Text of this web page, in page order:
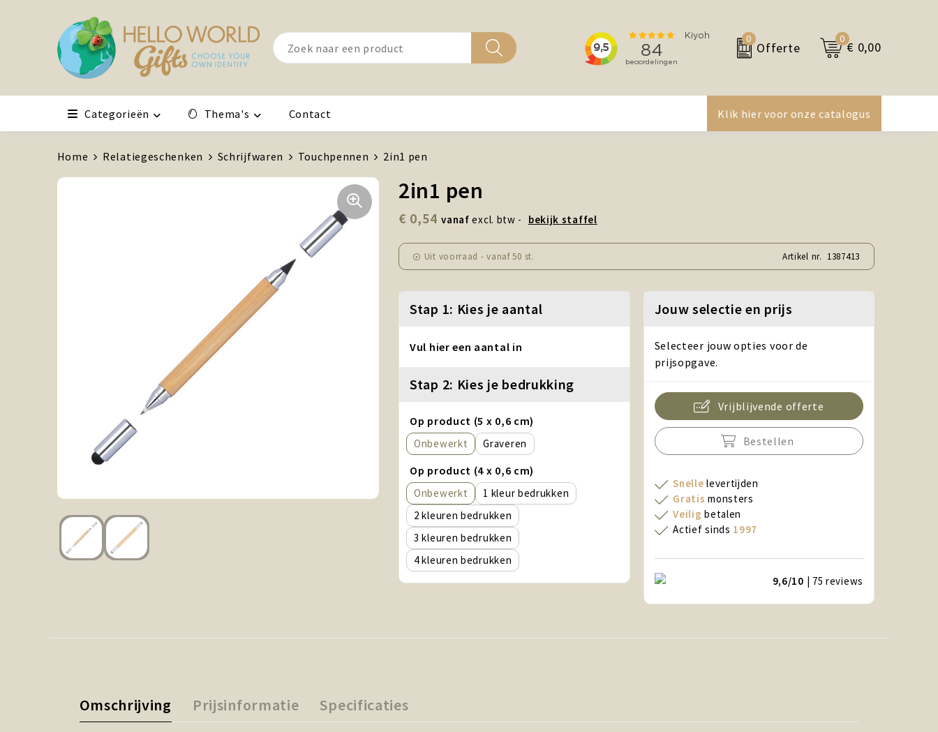
0
Offerte
0
€ 0,00
Categorieën Thema's Contact Klik hier voor onze catalogus
Home Relatiegeschenken Schrijfwaren Touchpennen 2in1 pen
2in1 pen
€ 0,54 vanaf excl. btw - bekijk staffel
Uit voorraad -vanaf50 st. Artikel nr. 1387413
Stap 1: Kies je aantal
Vul hier een aantal in
Stap 2: Kies je bedrukking
Op product (5 x 0,6 cm)
Onbewerkt Graveren
Op product (4 x 0,6 cm)
Onbewerkt
1
2
3
4
Jouw selectie en prijs
Selecteer jouw opties voor de
prijsopgave.
Vrijblijvende offerte
Bestellen
Snelle levertijden
Gratis monsters
Veilig betalen
Actief sinds 1997
9,6/10 | 75reviews
Omschrijving Prijsinformatie Specificaties